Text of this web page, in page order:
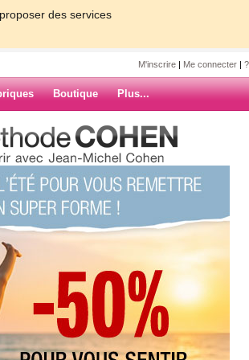
des services
M'inscrire | Me connecter |
Boutique Plus...
ARCHIVES